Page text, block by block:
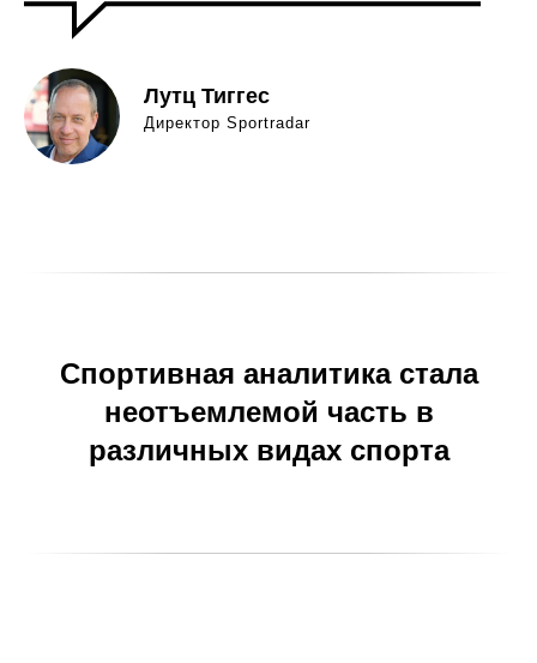
Лутц Тиггес
Директор Sportradar
Спортивная аналитика стала
неотъемлемой часть в
различных видах спорта